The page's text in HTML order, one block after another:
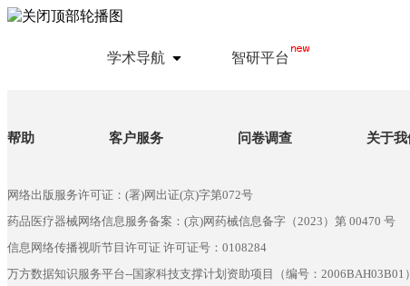
学术导航 智研平台
帮助 客户服务 问卷调查 关于我
网络出版服务许可证：(署)网出证(京)字第072号
药品医疗器械网络信息服务备案：(京)网药械信息备字（2023）第 00470 号
信息网络传播视听节目许可证 许可证号：0108284
万方数据知识服务平台--国家科技支撑计划资助项目（编号：2006BAH03B01）